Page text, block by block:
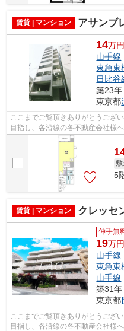
賃貸 | マンション アサンブ
14万円
山手線
東急東
日比谷
築23年
東京都
ここまでご覧頂きありがとうござ
目指し、各沿線の各不動産会社様
様へ提供しております！最新の情報
5
賃貸 | マンション クレッセ
仲手無
19万円
山手線
東急東
山手線
築31年
東京都
ここまでご覧頂きありがとうござ
目指し、各沿線の各不動産会社様